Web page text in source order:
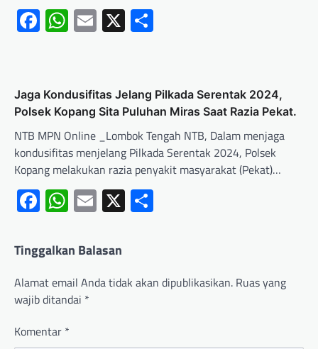
Facebook
WhatsApp
Email
X
Jaga Kondusifitas Jelang Pilkada Serentak 2024,
Polsek Kopang Sita Puluhan Miras Saat Razia Pekat.
NTB MPN Online _Lombok Tengah NTB, Dalam menjaga
kondusifitas menjelang Pilkada Serentak 2024, Polsek
Kopang melakukan razia penyakit masyarakat (Pekat)…
Facebook
WhatsApp
Email
X
Tinggalkan Balasan
Alamat email Anda tidak akan dipublikasikan. Ruas yang
wajib ditandai *
Komentar *